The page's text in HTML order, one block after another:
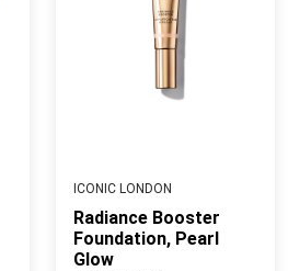
ICONIC LONDON
Radiance Booster
Foundation, Pearl
Glow